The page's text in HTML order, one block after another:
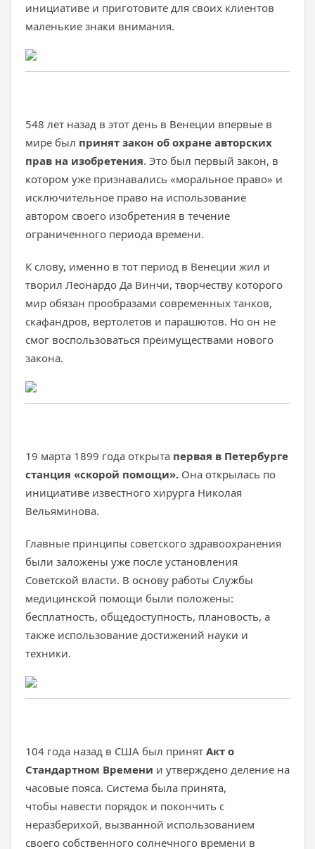
инициативе и приготовите для своих клиентов
маленькие знаки внимания.
548 лет назад в этот день в Венеции впервые в
мире был принят закон об охране авторских
прав на изобретения. Это был первый закон, в
котором уже признавались «моральное право» и
исключительное право на использование
автором своего изобретения в течение
ограниченного периода времени.
К слову, именно в тот период в Венеции жил и
творил Леонардо Да Винчи, творчеству которого
мир обязан прообразами современных танков,
скафандров, вертолетов и парашютов. Но он не
смог воспользоваться преимуществами нового
закона.
19 марта 1899 года открыта первая в Петербурге
станция «скорой помощи». Она открылась по
инициативе известного хирурга Николая
Вельяминова.
Главные принципы советского здравоохранения
были заложены уже после установления
Советской власти. В основу работы Службы
медицинской помощи были положены:
бесплатность, общедоступность, плановость, а
также использование достижений науки и
техники.
104 года назад в США был принят Акт о
Стандартном Времени и утверждено деление на
часовые пояса. Система была принята,
чтобы навести порядок и покончить с
неразберихой, вызванной использованием
своего собственного солнечного времени в